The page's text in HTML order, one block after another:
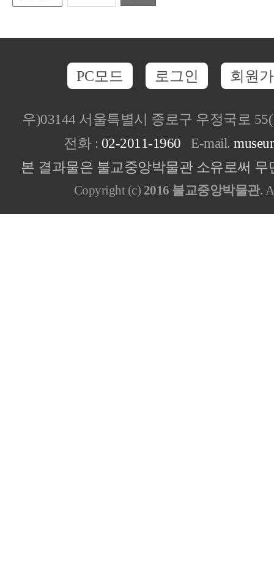
PC모드 로그인 회원
우)03144 서울특별시 종로구 우정국로
전화 : 02-2011-1960 E-mail.
본 결과물은 불교중앙박물관 소유로써
Copyright (c) 2016 불교중앙박물관.